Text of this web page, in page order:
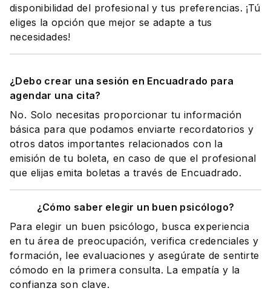
disponibilidad del profesional y tus preferencias. ¡Tú
eliges la opción que mejor se adapte a tus
necesidades!
¿Debo crear una sesión en Encuadrado para
agendar una cita?
No. Solo necesitas proporcionar tu información
básica para que podamos enviarte recordatorios y
otros datos importantes relacionados con la
emisión de tu boleta, en caso de que el profesional
que elijas emita boletas a través de Encuadrado.
¿Cómo saber elegir un buen psicólogo?
Para elegir un buen psicólogo, busca experiencia
en tu área de preocupación, verifica credenciales y
formación, lee evaluaciones y asegúrate de sentirte
cómodo en la primera consulta. La empatía y la
confianza son clave.